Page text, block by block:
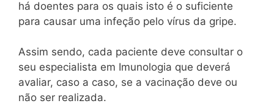
há doentes para os quais isto é o suficiente
para causar uma infeção pelo vírus da gripe.
Assim sendo, cada paciente deve consultar o
seu especialista em Imunologia que deverá
avaliar, caso a caso, se a vacinação deve ou
não ser realizada.